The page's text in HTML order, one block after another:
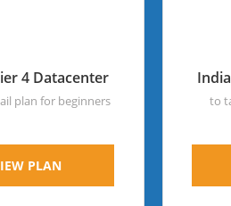
4 Datacenter
plan for beginners
PLAN
to